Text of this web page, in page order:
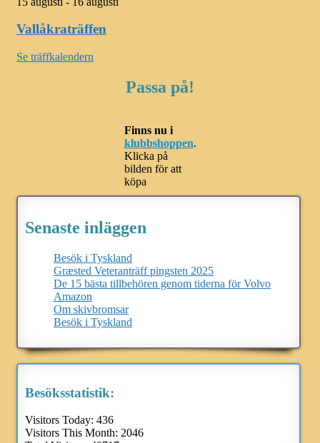
Vallåkraträffen
Se träffkalendern
Passa på!
Finns nu i
klubbshoppen.
Klicka på
bilden för att
köpa
Senaste inläggen
Besök i Tyskland
Græsted Veteranträff pingsten 2025
De 15 bästa tillbehören genom tiderna för Volvo
Amazon
Om skivbromsar
Besök i Tyskland
Besöksstatistik:
Visitors Today: 436
Visitors This Month: 2046